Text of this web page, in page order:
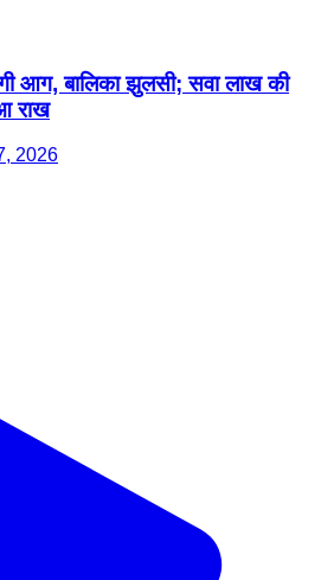
आग, बालिका झुलसी; सवा लाख की
राख
2026